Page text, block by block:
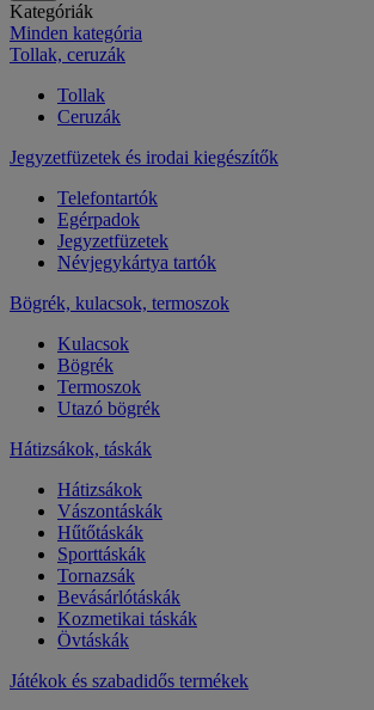
Kategóriák
Minden kategória
Tollak, ceruzák
Tollak
Ceruzák
Jegyzetfüzetek és irodai kiegészítők
Telefontartók
Egérpadok
Jegyzetfüzetek
Névjegykártya tartók
Bögrék, kulacsok, termoszok
Kulacsok
Bögrék
Termoszok
Utazó bögrék
Hátizsákok, táskák
Hátizsákok
Vászontáskák
Hűtőtáskák
Sporttáskák
Tornazsák
Bevásárlótáskák
Kozmetikai táskák
Övtáskák
Játékok és szabadidős termékek